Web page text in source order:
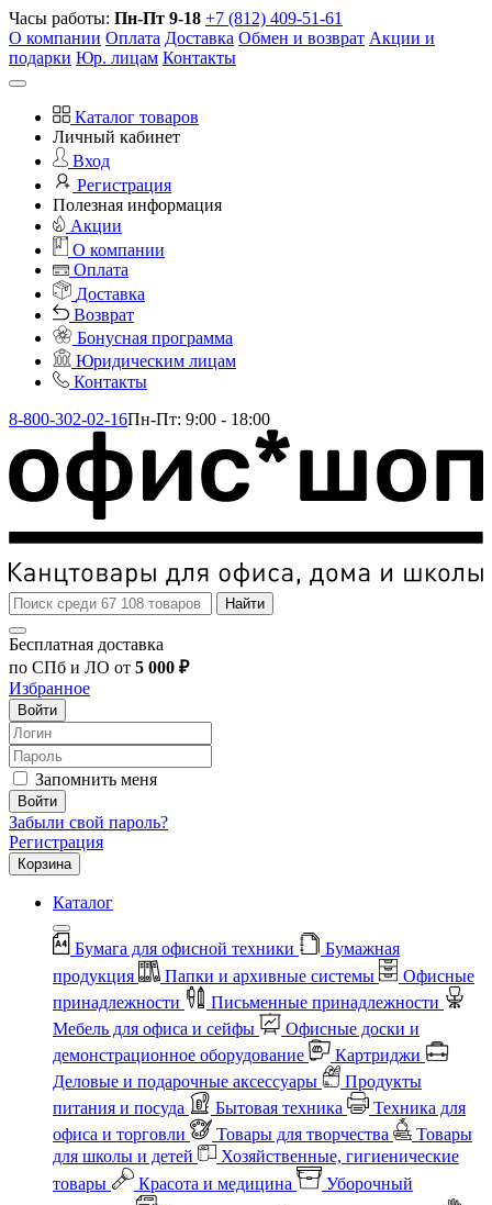
Часы работы: Пн-Пт 9-18 +7 (812) 409-51-61
О компании Оплата Доставка Обмен и возврат Акции и
подарки Юр. лицам Контакты
Каталог товаров
Личный кабинет
Вход
Регистрация
Полезная информация
Акции
О компании
Оплата
Доставка
Возврат
Бонусная программа
Юридическим лицам
Контакты
8-800-302-02-16Пн-Пт: 9:00 - 18:00
Найти
Бесплатная доставка
по СПб и ЛО от 5 000 ₽
Избранное
Войти
Запомнить меня
Войти
Забыли свой пароль?
Регистрация
Корзина
Каталог
Бумага для офисной техники
Бумажная
продукция
Папки и архивные системы
Офисные
принадлежности
Письменные принадлежности
Мебель для офиса и сейфы
Офисные доски и
демонстрационное оборудование
Картриджи
Деловые и подарочные аксессуары
Продукты
питания и посуда
Бытовая техника
Техника для
офиса и торговли
Товары для творчества
Товары
для школы и детей
Хозяйственные, гигиенические
товары
Красота и медицина
Уборочный